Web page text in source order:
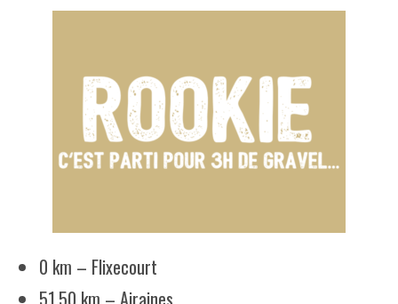
0 km – Flixecourt
51,50 km – Airaines